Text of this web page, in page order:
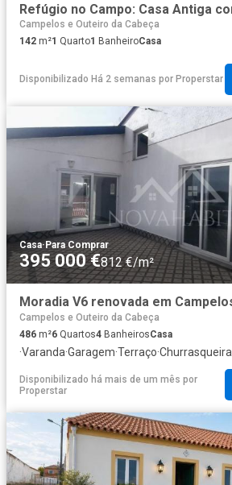
Campelos e Outeiro da Cabeça
142 m²1 Quarto1 BanheiroCasa
Disponibilizado Há 2 semanas por Properstar
Casa· Para Comprar
395 000 €812 €/m²
Campelos e Outeiro da Cabeça
486 m²6 Quartos4 BanheirosCasa
·Varanda·Garagem·Terraço·Churrasqueira
Disponibilizado há mais de um mês por
Properstar